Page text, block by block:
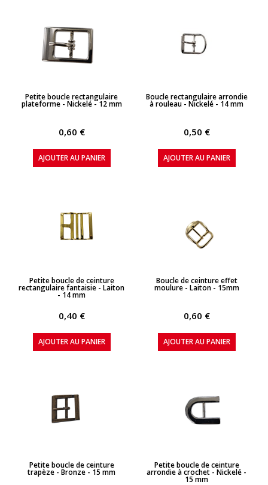
APERÇU RAPIDE
Petite boucle rectangulaire
plateforme - Nickelé - 12 mm
0,60 €
AJOUTER AU PANIER
APERÇU RAPIDE
Boucle rectangulaire arrondie
à rouleau - Nickelé - 14 mm
0,50 €
AJOUTER AU PANIER
APERÇU RAPIDE
Petite boucle de ceinture
rectangulaire fantaisie - Laiton
- 14 mm
0,40 €
AJOUTER AU PANIER
APERÇU RAPIDE
Boucle de ceinture effet
moulure - Laiton - 15mm
0,60 €
AJOUTER AU PANIER
APERÇU RAPIDE
Petite boucle de ceinture
trapèze - Bronze - 15 mm
APERÇU RAPIDE
Petite boucle de ceinture
arrondie à crochet - Nickelé -
15 mm